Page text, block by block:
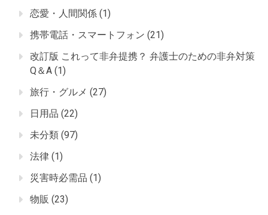
恋愛・人間関係 (1)
携帯電話・スマートフォン (21)
改訂版 これって非弁提携？ 弁護士のための非弁対策
Q＆A (1)
旅行・グルメ (27)
日用品 (22)
未分類 (97)
法律 (1)
災害時必需品 (1)
物販 (23)